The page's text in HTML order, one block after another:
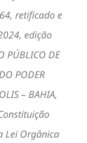
retificado e
edição
PÚBLICO DE
PODER
– BAHIA,
Lei Orgânica